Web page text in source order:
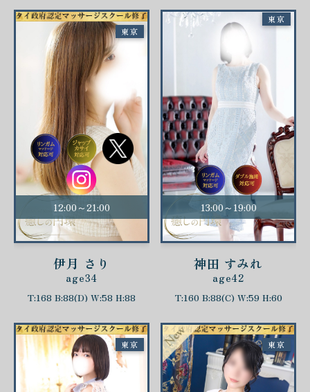
12:00～21:00
伊月 さり
age34
T:168 B:88(D) W:58 H:88
東京
13:00～19:00
神田 すみれ
age42
T:160 B:88(C) W:59 H:60
東京
東京 東京